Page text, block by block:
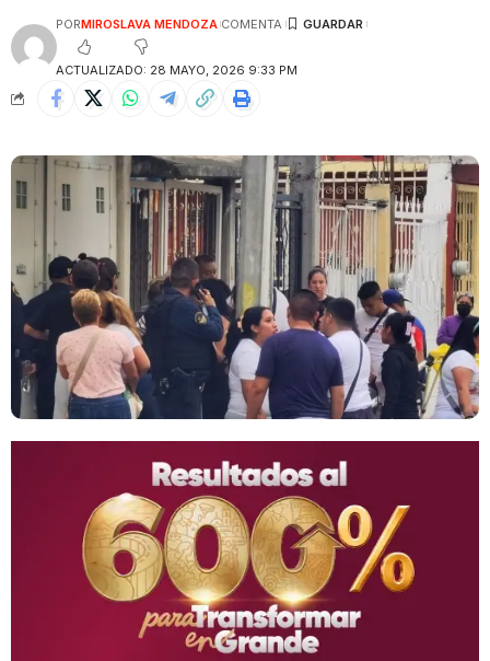
ACTUALIZADO: 28 MAYO, 2026 9:33 PM
PORMIROSLAVA MENDOZA COMENTA